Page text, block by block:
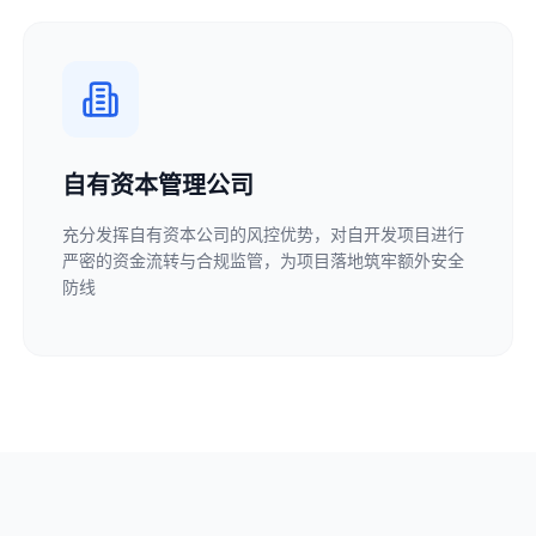
自有资本管理公司
充分发挥自有资本公司的风控优势，对自开发项目进行
严密的资金流转与合规监管，为项目落地筑牢额外安全
防线